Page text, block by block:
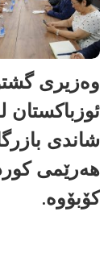
وەزیری
ئوزباکستان
شاندی
هەرێمی
کۆبۆوە.